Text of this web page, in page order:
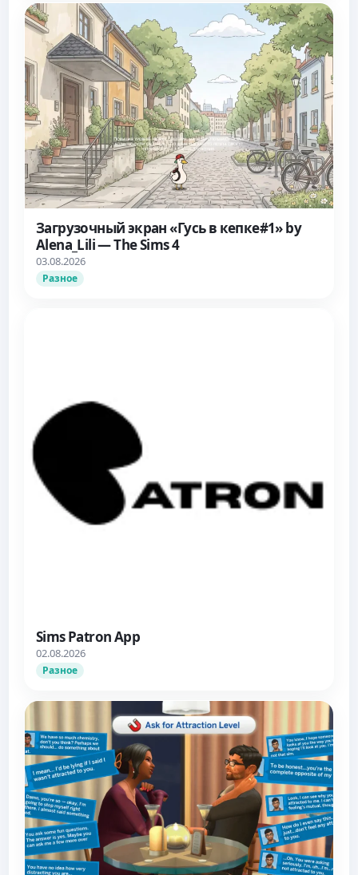
Загрузочный экран «Гусь в кепке#1» by
Alena_Lili — The Sims 4
03.08.2026
Разное
Sims Patron App
02.08.2026
Разное